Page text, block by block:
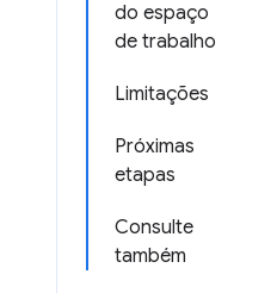
do espaço
de trabalho
Limitações
Próximas
etapas
Consulte
também